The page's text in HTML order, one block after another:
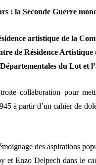
: la Seconde Guerre
artistique de la
de Résidence Artistique
du Lot et
collaboration pour
à partir d’un cahier de
des aspirations
et Enzo Delpech dans le